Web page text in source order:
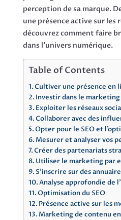
perception de sa marque.
une présence active sur les
découvrez comment faire
dans l’univers numérique.
Table of Contents
Cultiver une présence en
Investir dans le
Exploiter les réseaux
Collaborer avec des
Opter pour le SEO et
Mesurer et analyser vos
Créer des partenariats
Utiliser le marketing par
S’inscrire sur des
Analyse approfondie de
Optimisation du SEO
Présence active sur les
Marketing de contenu